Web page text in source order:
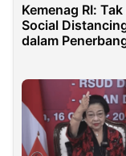
Kemenag RI:
Social
dalam